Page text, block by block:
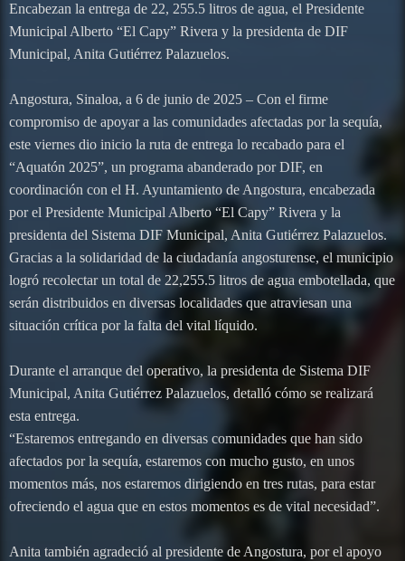
Encabezan la entrega de 22, 255.5 litros de agua, el Presidente
Municipal Alberto “El Capy” Rivera y la presidenta de DIF
Municipal, Anita Gutiérrez Palazuelos.
Angostura, Sinaloa, a 6 de junio de 2025 – Con el firme
compromiso de apoyar a las comunidades afectadas por la sequía,
este viernes dio inicio la ruta de entrega lo recabado para el
“Aquatón 2025”, un programa abanderado por DIF, en
coordinación con el H. Ayuntamiento de Angostura, encabezada
por el Presidente Municipal Alberto “El Capy” Rivera y la
presidenta del Sistema DIF Municipal, Anita Gutiérrez Palazuelos.
Gracias a la solidaridad de la ciudadanía angosturense, el municipio
logró recolectar un total de 22,255.5 litros de agua embotellada, que
serán distribuidos en diversas localidades que atraviesan una
situación crítica por la falta del vital líquido.
Durante el arranque del operativo, la presidenta de Sistema DIF
Municipal, Anita Gutiérrez Palazuelos, detalló cómo se realizará
esta entrega.
“Estaremos entregando en diversas comunidades que han sido
afectados por la sequía, estaremos con mucho gusto, en unos
momentos más, nos estaremos dirigiendo en tres rutas, para estar
ofreciendo el agua que en estos momentos es de vital necesidad”.
Anita también agradeció al presidente de Angostura, por el apoyo